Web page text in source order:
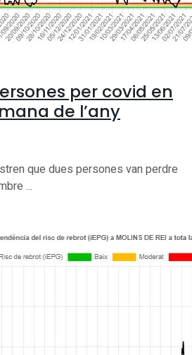
per covid en
de l’any
que dues persones van perdre
...